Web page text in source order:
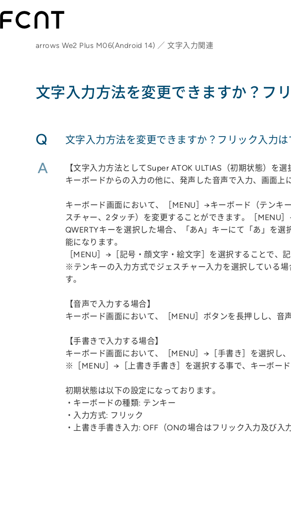
arrows We2 Plus M06(Android 14) ／ 文字入力関連
文字入力方法を変更できますか？フ
Q 文字入力方法を変更できますか？フリック入力は
A
【文字入力方法としてSuper ATOK ULTIAS（初期状態）を選
キーボードからの入力の他に、発声した音声で入力、画面上
キーボード画面において、［MENU］→キーボード（テンキ
スチャー、2タッチ）を変更することができます。［MENU
QWERTYキーを選択した場合、「あA」キーにて「あ」を
能になります。
［MENU］→［記号・顔文字・絵文字］を選択することで、
※テンキーの入力方式でジェスチャー入力を選択している
す。
【音声で入力する場合】
キーボード画面において、［MENU］ボタンを長押しし、音
【手書きで入力する場合】
キーボード画面において、［MENU］→［手書き］を選択し
※［MENU］→［上書き手書き］を選択する事で、キーボー
初期状態は以下の設定になっております。
・キーボードの種類: テンキー
・入力方式: フリック
・上書き手書き入力: OFF（ONの場合はフリック入力及び入